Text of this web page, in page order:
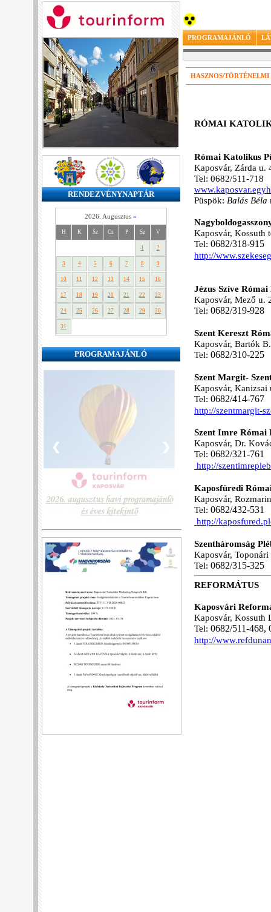
RENDEZVÉNYNAPTÁR
2026. Augusztus »
H K Sz Cs P Sz V
1 2
3 4 5 6 7 8 9
10 11 12 13 14 15 16
17 18 19 20 21 22 23
24 25 26 27 28 29 30
31
PROGRAMAJÁNLÓ
❮ ❯
PROGRAMAJÁNLÓ
HASZNOS/
RÓMAI
Római Katolikus
Kaposvár, Zárda u.
Tel: 0682/511-718
Püspök: Balás Béla
Kaposvár, Kossuth
Tel: 0682/318-915
http://
Jézus Szíve
Kaposvár, Mező u.
Tel: 0682/319-928
Szent Kereszt
Kaposvár, Bartók
Tel: 0682/310-225
Szent Margit-
Kaposvár, Kanizsai
Tel: 0682/414-767
http://szentmargit-
Szent Imre Római
Kaposvár, Dr.
Tel: 0682/321-761
http://
Kaposfüredi
Kaposvár,
Tel: 0682/432-531
http://
Szentháromság
Kaposvár,
Tel: 0682/315-325
REFORMÁTUS
Kaposvári
Kaposvár, Kossuth
Tel: 0682/511-468,
http://